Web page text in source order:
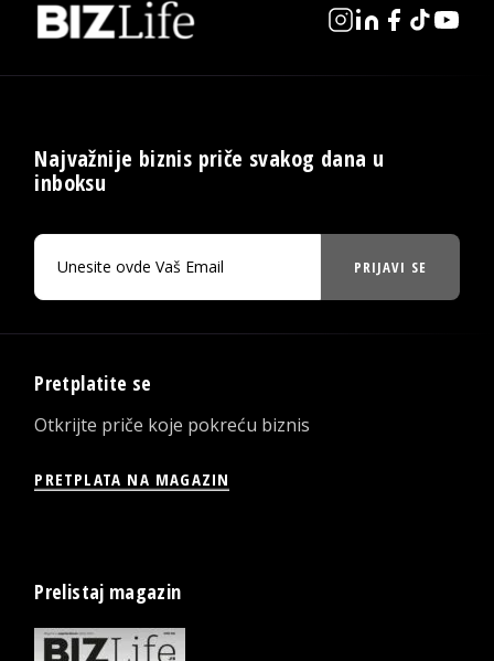
Najvažnije biznis priče svakog dana u
inboksu
PRIJAVI SE
Pretplatite se
Otkrijte priče koje pokreću biznis
PRETPLATA NA MAGAZIN
Prelistaj magazin